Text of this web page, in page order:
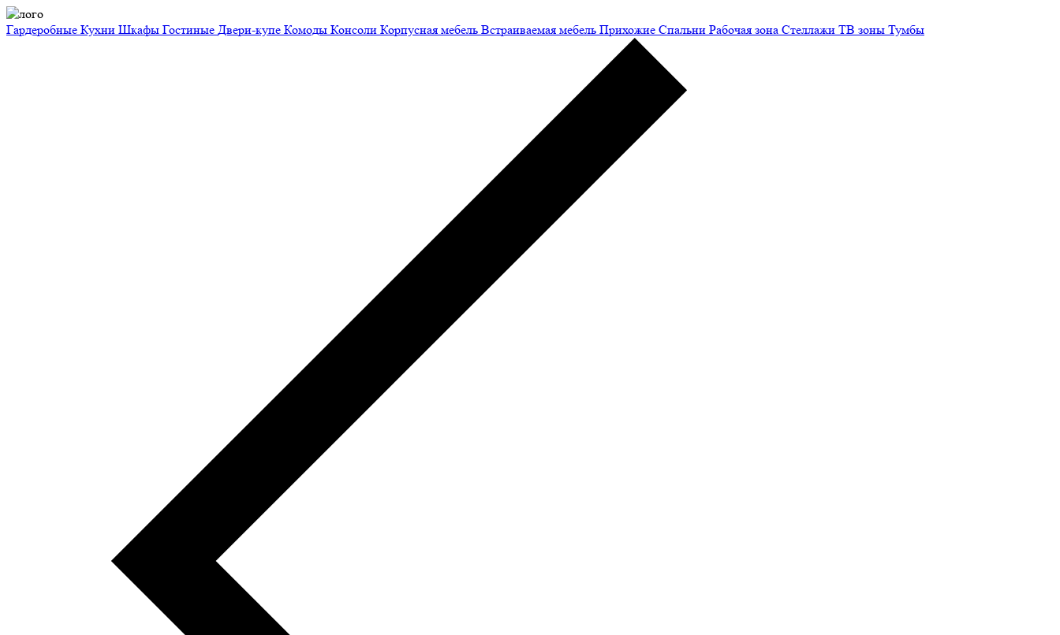
Гардеробные Кухни Шкафы Гостиные Двери-купе Комоды Консоли Корпусная мебель Встраиваемая мебель Прихожие Спальни Рабочая зона Стеллажи ТВ зоны Тумбы